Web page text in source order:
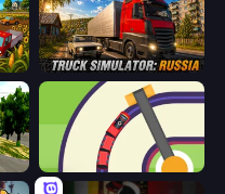
Truck Simulator: Russia
Crazy Train Snake